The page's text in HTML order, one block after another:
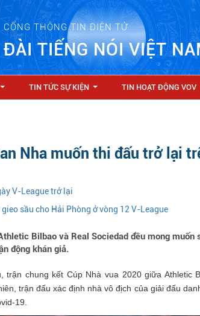
CỔNG THÔNG TIN ĐIỆN TỬ
ĐÀI TIẾNG NÓI VIỆT
TIN TỨC SỰ KIỆN TIN HOẠT ĐỘNG VOV
Nha muốn thi đấu trở lại
V-League trở lại
sầu cho Hải Phòng ở vòng 12 V-League
Bilbao và Real Sociedad đều mong
động khán giả.
trận chung kết Cúp Nhà vua 2020 giữa Athletic
trận đấu xác định nhà vô địch của giải đấu
19.